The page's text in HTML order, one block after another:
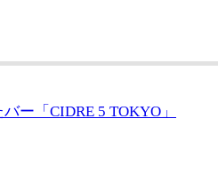
ー「CIDRE 5 TOKYO」